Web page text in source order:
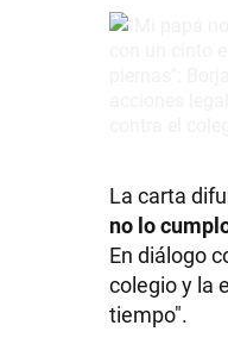
La carta
no lo
En diálogo
colegio y la
tiempo".